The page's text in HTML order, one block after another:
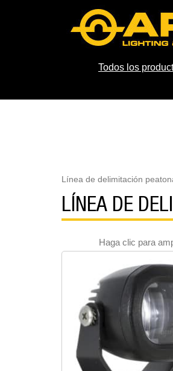
Todos los
Línea de delimitación
LÍNEA DE
Haga clic para